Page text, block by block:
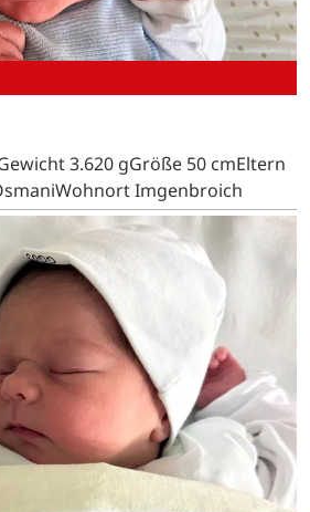
3.620 gGröße 50 cmEltern
Imgenbroich